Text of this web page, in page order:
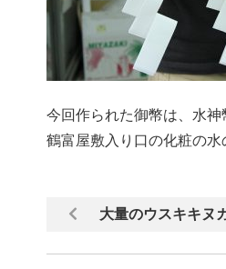
今回作られた御幣は、水神
鶴富屋敷入り口の化粧の水
大量のウスキキヌ